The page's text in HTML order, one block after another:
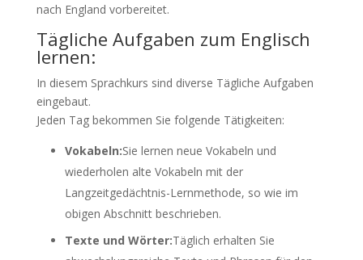
nach England vorbereitet.
Tägliche Aufgaben zum Englisch
lernen:
In diesem Sprachkurs sind diverse Tägliche Aufgaben
eingebaut.
Jeden Tag bekommen Sie folgende Tätigkeiten:
Vokabeln:Sie lernen neue Vokabeln und
wiederholen alte Vokabeln mit der
Langzeitgedächtnis-Lernmethode, so wie im
obigen Abschnitt beschrieben.
Texte und Wörter:Täglich erhalten Sie